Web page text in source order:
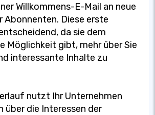
Willkommens-E-Mail an neue
Abonnenten. Diese erste
da sie dem
Möglichkeit gibt, mehr über Sie
interessante Inhalte zu
nutzt Ihr Unternehmen
über die Interessen der